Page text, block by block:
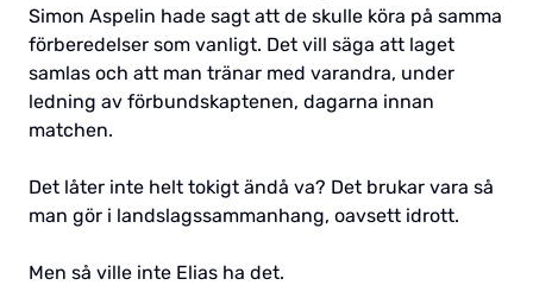
Simon Aspelin hade sagt att de skulle köra på samma
förberedelser som vanligt. Det vill säga att laget
samlas och att man tränar med varandra, under
ledning av förbundskaptenen, dagarna innan
matchen.
Det låter inte helt tokigt ändå va? Det brukar vara så
man gör i landslagssammanhang, oavsett idrott.
Men så ville inte Elias ha det.